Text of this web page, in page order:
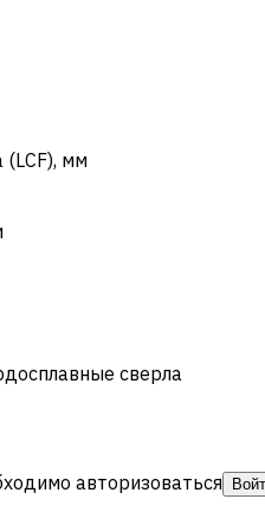
(LCF), мм
сверла
авторизоваться